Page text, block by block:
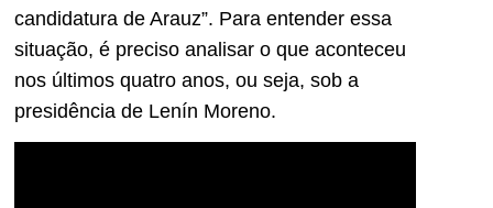
candidatura de Arauz”. Para entender essa
situação, é preciso analisar o que aconteceu
nos últimos quatro anos, ou seja, sob a
presidência de Lenín Moreno.